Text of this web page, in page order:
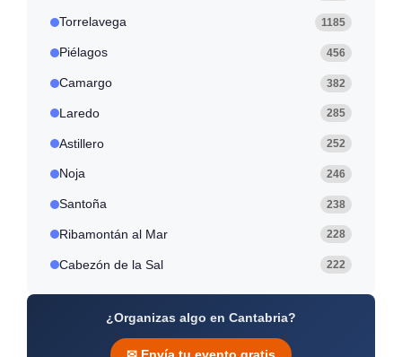
Torrelavega 1185
Piélagos 456
Camargo 382
Laredo 285
Astillero 252
Noja 246
Santoña 238
Ribamontán al Mar 228
Cabezón de la Sal 222
¿Organizas algo en Cantabria?